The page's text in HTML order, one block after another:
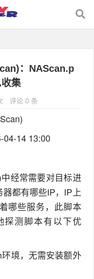
：NAScan.p
集
评论 0 条
04-14 13:00
经常需要对目标进
都有哪些IP，IP上
哪些服务，此脚本
探测脚本有以下优
境，无需安装额外